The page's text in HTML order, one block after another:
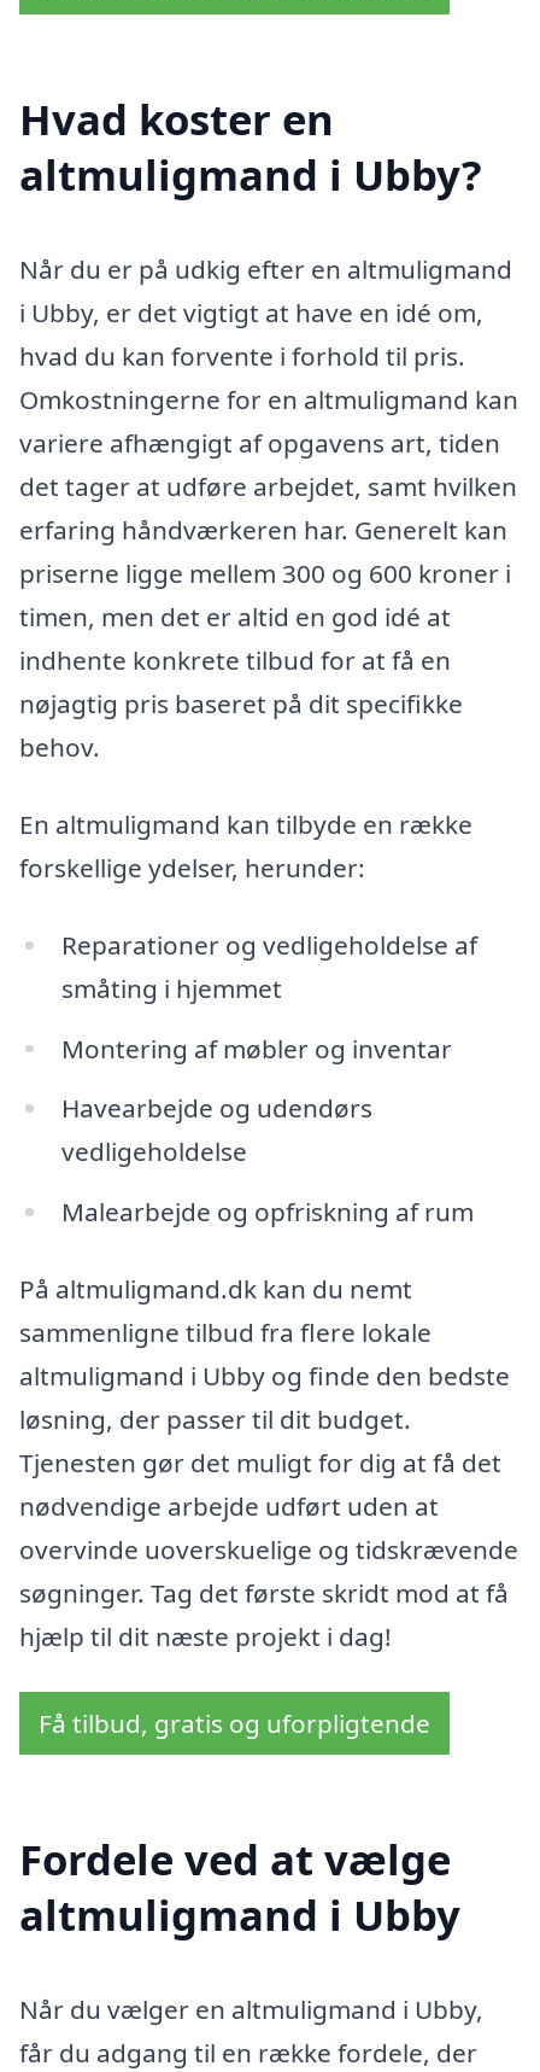
Hvad koster en
altmuligmand i Ubby?
Når du er på udkig efter en altmuligmand
i Ubby, er det vigtigt at have en idé om,
hvad du kan forvente i forhold til pris.
Omkostningerne for en altmuligmand kan
variere afhængigt af opgavens art, tiden
det tager at udføre arbejdet, samt hvilken
erfaring håndværkeren har. Generelt kan
priserne ligge mellem 300 og 600 kroner i
timen, men det er altid en god idé at
indhente konkrete tilbud for at få en
nøjagtig pris baseret på dit specifikke
behov.
En altmuligmand kan tilbyde en række
forskellige ydelser, herunder:
Reparationer og vedligeholdelse af
småting i hjemmet
Montering af møbler og inventar
Havearbejde og udendørs
vedligeholdelse
Malearbejde og opfriskning af rum
På altmuligmand.dk kan du nemt
sammenligne tilbud fra flere lokale
altmuligmand i Ubby og finde den bedste
løsning, der passer til dit budget.
Tjenesten gør det muligt for dig at få det
nødvendige arbejde udført uden at
overvinde uoverskuelige og tidskrævende
søgninger. Tag det første skridt mod at få
hjælp til dit næste projekt i dag!
Få tilbud, gratis og uforpligtende
Fordele ved at vælge
altmuligmand i Ubby
Når du vælger en altmuligmand i Ubby,
får du adgang til en række fordele, der